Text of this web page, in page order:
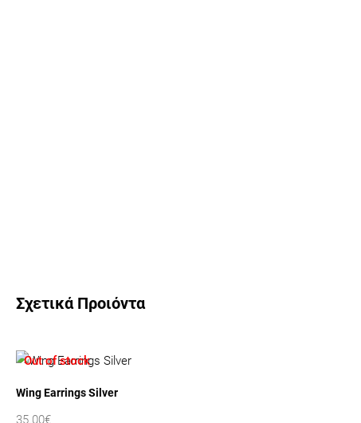
Σχετικά Προιόντα
Out of stock
Wing Earrings Silver
35.00€